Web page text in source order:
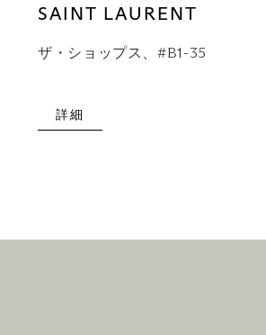
SAINT LAURENT
ザ・ショップス、#B1-35
詳細